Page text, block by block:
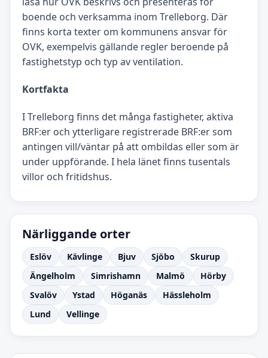
boende och verksamma inom Trelleborg. Där
finns korta texter om kommunens ansvar för
OVK, exempelvis gällande regler beroende på
fastighetstyp och typ av ventilation.
Kortfakta
I Trelleborg finns det många fastigheter, aktiva
BRF:er och ytterligare registrerade BRF:er som
antingen vill/väntar på att ombildas eller som är
under uppförande. I hela länet finns tusentals
villor och fritidshus.
Närliggande orter
Eslöv Kävlinge Bjuv Sjöbo
Skurup
Ängelholm
Simrishamn Malmö
Hörby
Svalöv
Ystad Höganäs
Hässleholm
Lund
Vellinge